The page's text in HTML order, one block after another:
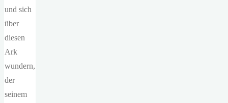
und sich
über
diesen
Ark
wundern,
der
seinem